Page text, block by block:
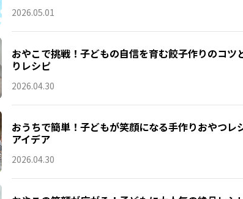
2026.05.01
おやこで挑戦！子どもの自信を育む餃子作りのコツ
りレシピ
2026.04.30
おうちで簡単！子どもが笑顔になる手作りおやつレ
アイデア
2026.04.30